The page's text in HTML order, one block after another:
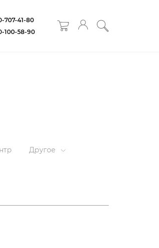
707-41-80
100-58-90
Другое